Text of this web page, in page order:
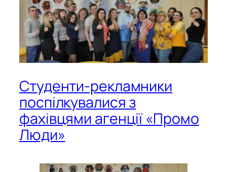
Студенти-рекламники
поспілкувалися з
фахівцями агенції «Промо
Люди»